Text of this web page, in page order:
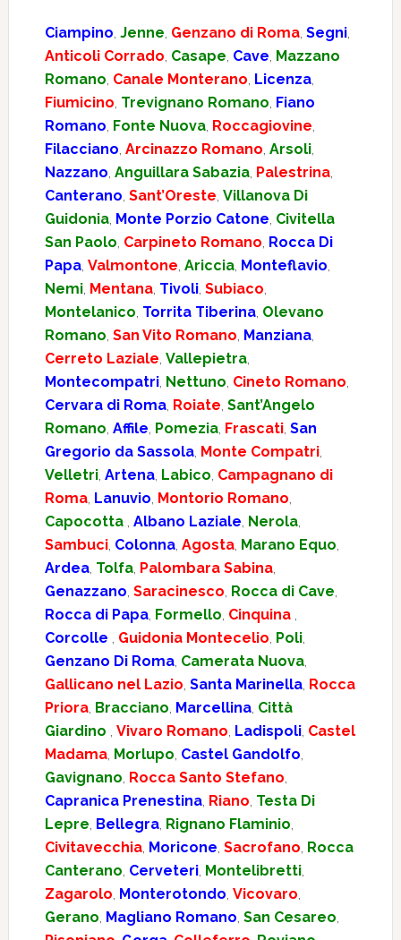
Ciampino, Jenne, Genzano di Roma, Segni,
Anticoli Corrado, Casape, Cave, Mazzano
Romano, Canale Monterano, Licenza,
Fiumicino, Trevignano Romano, Fiano
Romano, Fonte Nuova, Roccagiovine,
Filacciano, Arcinazzo Romano, Arsoli,
Nazzano, Anguillara Sabazia, Palestrina,
Canterano, Sant’Oreste, Villanova Di
Guidonia, Monte Porzio Catone, Civitella
San Paolo, Carpineto Romano, Rocca Di
Papa, Valmontone, Ariccia, Monteflavio,
Nemi, Mentana, Tivoli, Subiaco,
Montelanico, Torrita Tiberina, Olevano
Romano, San Vito Romano, Manziana,
Cerreto Laziale, Vallepietra,
Montecompatri, Nettuno, Cineto Romano,
Cervara di Roma, Roiate, Sant’Angelo
Romano, Affile, Pomezia, Frascati, San
Gregorio da Sassola, Monte Compatri,
Velletri, Artena, Labico, Campagnano di
Roma, Lanuvio, Montorio Romano,
Capocotta , Albano Laziale, Nerola,
Sambuci, Colonna, Agosta, Marano Equo,
Ardea, Tolfa, Palombara Sabina,
Genazzano, Saracinesco, Rocca di Cave,
Rocca di Papa, Formello, Cinquina ,
Corcolle , Guidonia Montecelio, Poli,
Genzano Di Roma, Camerata Nuova,
Gallicano nel Lazio, Santa Marinella, Rocca
Priora, Bracciano, Marcellina, Città
Giardino , Vivaro Romano, Ladispoli, Castel
Madama, Morlupo, Castel Gandolfo,
Gavignano, Rocca Santo Stefano,
Capranica Prenestina, Riano, Testa Di
Lepre, Bellegra, Rignano Flaminio,
Civitavecchia, Moricone, Sacrofano, Rocca
Canterano, Cerveteri, Montelibretti,
Zagarolo, Monterotondo, Vicovaro,
Gerano, Magliano Romano, San Cesareo,